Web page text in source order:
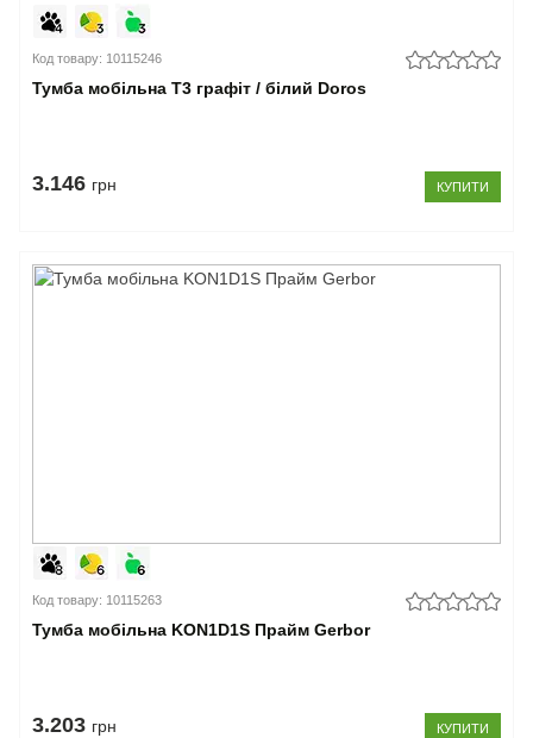
Код товару: 10115246
Тумба мобільна Т3 графіт / білий Doros
3.146 грн КУПИТИ
Код товару: 10115263
Тумба мобільна KON1D1S Прайм Gerbor
3.203 грн КУПИТИ